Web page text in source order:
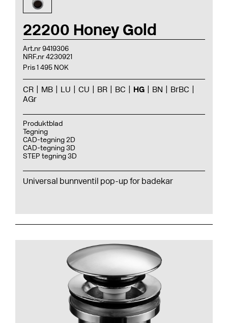
22200 Honey Gold
Art.nr 9419306
NRF.nr 4230921
Pris 1 495 NOK
CR MB LU CU BR BC HG BN
BrBC
AGr
Produktblad
Tegning
CAD-tegning 2D
CAD-tegning 3D
STEP tegning 3D
Universal bunnventil pop-up for badekar